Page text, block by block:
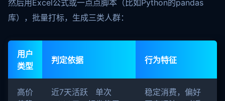
然后用Excel公式或一点点脚本（比如Python的pandas
库），批量打标，生成三类人群：
用户
类型
判定依据 行为特征
高价
近7天活跃 单次
稳定消费，偏好